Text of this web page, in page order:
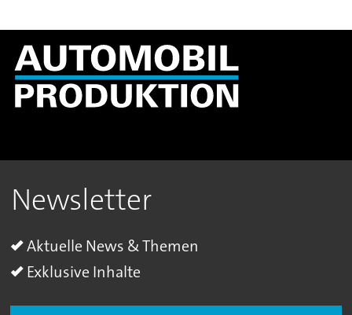
Newsletter
Aktuelle News & Themen
Exklusive Inhalte